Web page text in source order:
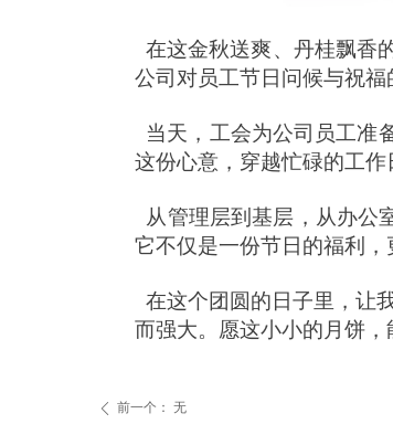
在这金秋送爽、丹桂飘香
公司对员工节日问候与祝福
当天，工会为公司员工准
这份心意，穿越忙碌的工作
从管理层到基层，从办公
它不仅是一份节日的福利，
在这个团圆的日子里，让
而强大。愿这小小的月饼
ꄴ 前一个： 无